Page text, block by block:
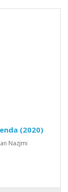
(2020)
Nazjmi